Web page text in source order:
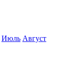
Июль Август